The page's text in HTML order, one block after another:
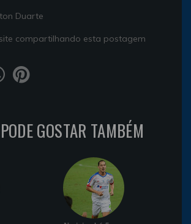
Duarte
compartilhando esta postagem
GOSTAR TAMBÉM